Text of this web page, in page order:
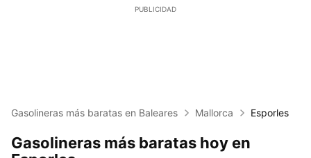
Gasolineras más baratas en Baleares Mallorca Esporles
Gasolineras más baratas hoy en